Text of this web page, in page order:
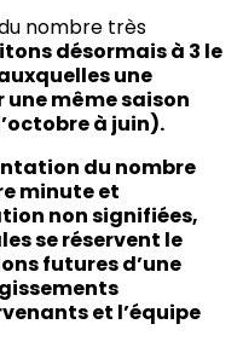
nombre très
désormais à 3 le
une
une même saison
à juin).
du nombre
minute et
non signifiées,
se réservent le
futures d’une
et l’équipe